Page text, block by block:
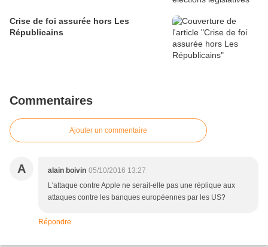
Crise de foi assurée hors Les
Républicains
Commentaires
Ajouter un commentaire
A alain boivin 05/10/2016 13:27
L'attaque contre Apple ne serait-elle pas une réplique aux
attaques contre les banques européennes par les US?
Répondre